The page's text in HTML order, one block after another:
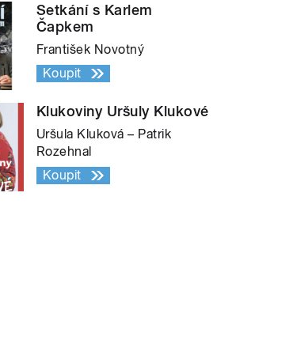
Setkání s Karlem
Čapkem
František Novotný
Koupit
Klukoviny Uršuly Klukové
Uršula Kluková – Patrik
Rozehnal
Koupit